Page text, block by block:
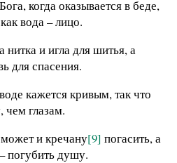
когда оказывается в беде,
вода – лицо.
и игла для шитья, а
для спасения.
кажется кривым, так что
чем глазам.
и кречану[9] погасить, а
погубить душу.